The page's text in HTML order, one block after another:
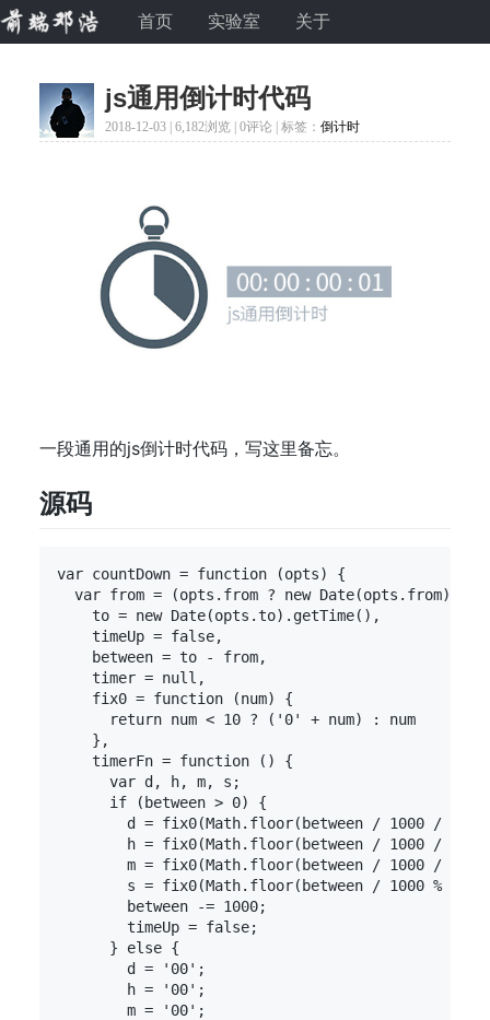
首页 实验室 关于
js通用倒计时代码
2018-12-03 | 6,182浏览 | 0评论 | 标签： 倒计时
一段通用的js倒计时代码，写这里备忘。
源码
var countDown = function (opts) {
var from = (opts.from ? new Date(opts.from) :
    to = new Date(opts.to).getTime(),
    timeUp = false,
    between = to - from,
    timer = null,
    fix0 = function (num) {
      return num < 10 ? ('0' + num) : num
    },
    timerFn = function () {
      var d, h, m, s;
      if (between > 0) {
d = fix0(Math.floor(between / 1000 / 60
h = fix0(Math.floor(between / 1000 / 60
m = fix0(Math.floor(between / 1000 / 60 %
s = fix0(Math.floor(between / 1000 %
        between -= 1000;
        timeUp = false;
      } else {
        d = '00';
        h = '00';
        m = '00';